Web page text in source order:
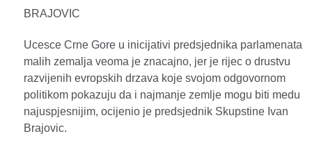
BRAJOVIC
Ucesce Crne Gore u inicijativi predsjednika parlamenata
malih zemalja veoma je znacajno, jer je rijec o drustvu
razvijenih evropskih drzava koje svojom odgovornom
politikom pokazuju da i najmanje zemlje mogu biti medu
najuspjesnijim, ocijenio je predsjednik Skupstine Ivan
Brajovic.